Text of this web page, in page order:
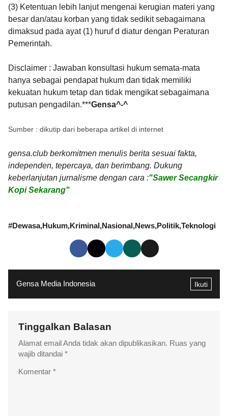
(3) Ketentuan lebih lanjut mengenai kerugian materi yang
besar dan/atau korban yang tidak sedikit sebagaimana
dimaksud pada ayat (1) huruf d diatur dengan Peraturan
Pemerintah.
Disclaimer : Jawaban konsultasi hukum semata-mata
hanya sebagai pendapat hukum dan tidak memiliki
kekuatan hukum tetap dan tidak mengikat sebagaimana
putusan pengadilan.***Gensa^-^
Sumber : dikutip dari beberapa artikel di internet
gensa.club berkomitmen menulis berita sesuai fakta,
independen, tepercaya, dan berimbang. Dukung
keberlanjutan jurnalisme dengan cara :"Sawer Secangkir
Kopi Sekarang"
#Dewasa Hukum Kriminal Nasional News Politik Teknologi
Gensa Media Indonesia Ikuti
Tinggalkan Balasan
Alamat email Anda tidak akan dipublikasikan. Ruas yang
wajib ditandai *
Komentar *